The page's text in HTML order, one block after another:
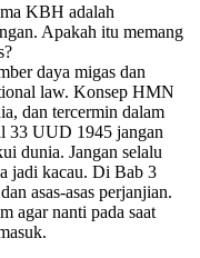
KBH adalah
Apakah itu memang
daya migas dan
law. Konsep HMN
dan tercermin dalam
33 UUD 1945 jangan
dunia. Jangan selalu
jadi kacau. Di Bab 3
asas-asas perjanjian.
agar nanti pada saat